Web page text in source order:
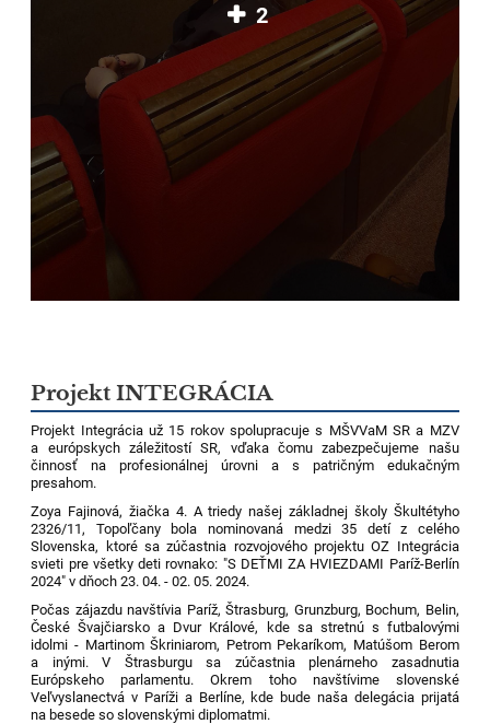
2
Projekt INTEGRÁCIA
Projekt Integrácia už 15 rokov spolupracuje s MŠVVaM SR a MZV
a európskych záležitostí SR, vďaka čomu zabezpečujeme našu
činnosť na profesionálnej úrovni a s patričným edukačným
presahom.
Zoya Fajinová, žiačka 4. A triedy našej základnej školy Škultétyho
2326/11, Topoľčany bola nominovaná medzi 35 detí z celého
Slovenska, ktoré sa zúčastnia rozvojového projektu OZ Integrácia
svieti pre všetky deti rovnako: "S DEŤMI ZA HVIEZDAMI Paríž-Berlín
2024" v dňoch 23. 04. - 02. 05. 2024.
Počas zájazdu navštívia Paríž, Štrasburg, Grunzburg, Bochum, Belin,
České Švajčiarsko a Dvur Králové, kde sa stretnú s futbalovými
idolmi - Martinom Škriniarom, Petrom Pekaríkom, Matúšom Berom
a inými. V Štrasburgu sa zúčastnia plenárneho zasadnutia
Európskeho parlamentu. Okrem toho navštívime slovenské
Veľvyslanectvá v Paríži a Berlíne, kde bude naša delegácia prijatá
na besede so slovenskými diplomatmi.